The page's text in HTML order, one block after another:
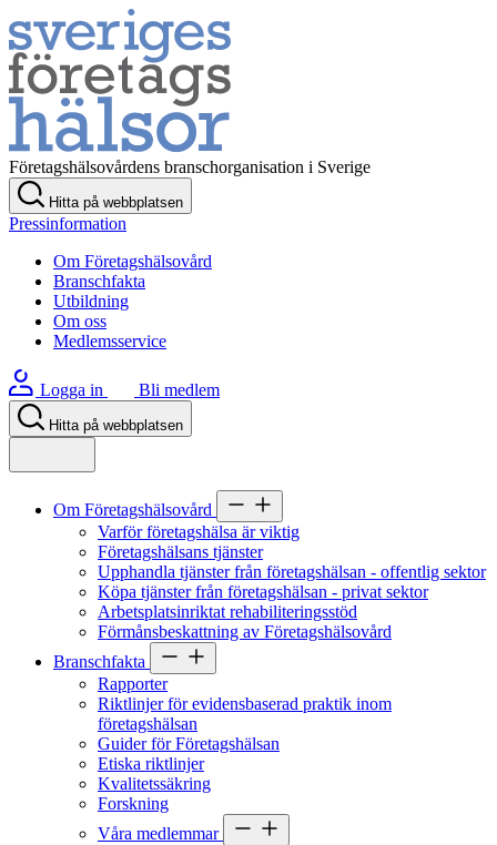
Företagshälsovårdens branschorganisation i Sverige
Hitta på webbplatsen
Pressinformation
Om Företagshälsovård
Branschfakta
Utbildning
Om oss
Medlemsservice
Logga in Bli medlem
Hitta på webbplatsen
Om Företagshälsovård
Varför företagshälsa är viktig
Företagshälsans tjänster
Upphandla tjänster från företagshälsan - offentlig sektor
Köpa tjänster från företagshälsan - privat sektor
Arbetsplatsinriktat rehabiliteringsstöd
Förmånsbeskattning av Företagshälsovård
Branschfakta
Rapporter
Riktlinjer för evidensbaserad praktik inom
företagshälsan
Guider för Företagshälsan
Etiska riktlinjer
Kvalitetssäkring
Forskning
Våra medlemmar